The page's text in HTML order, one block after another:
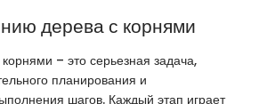
дерева с корнями
– это серьезная задача,
планирования и
шагов. Каждый этап играет